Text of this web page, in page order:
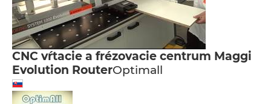
CNC vŕtacie a frézovacie centrum Maggi
Evolution RouterOptimall